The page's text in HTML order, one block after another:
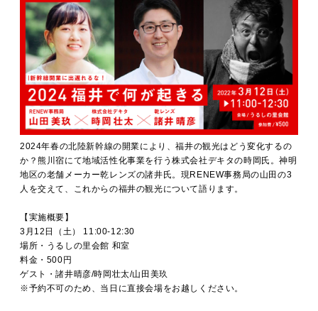
2024年春の北陸新幹線の開業により、福井の観光はどう変化するの
か？熊川宿にて地域活性化事業を行う株式会社デキタの時岡氏。神明
地区の老舗メーカー乾レンズの諸井氏。現RENEW事務局の山田の3
人を交えて、これからの福井の観光について語ります。
【実施概要】
3月12日（土） 11:00-12:30
場所・うるしの里会館 和室
料金・500円
ゲスト・諸井晴彦/時岡壮太/山田美玖
※予約不可のため、当日に直接会場をお越しください。